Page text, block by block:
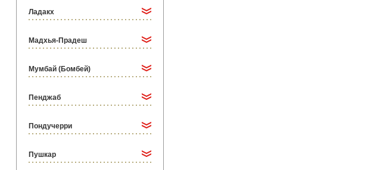
Ладакх
Мадхья-Прадеш
Мумбай (Бомбей)
Пенджаб
Пондучерри
Пушкар